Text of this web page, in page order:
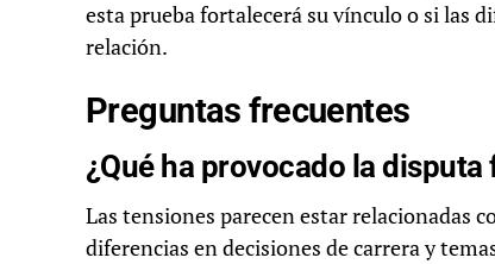
esta prueba fortalecerá su vínculo o si las
relación.
Preguntas frecuentes
¿Qué ha provocado la
Las tensiones parecen estar relacionadas
diferencias en decisiones de carrera y